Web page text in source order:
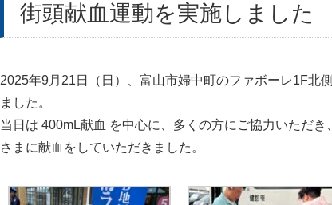
街頭献血運動を実施しました
2025年9月21日（日）、富山市婦中町のファボーレ1F北
ました。
当日は 400mL献血 を中心に、多くの方にご協力いただき
さまに献血をしていただきました。